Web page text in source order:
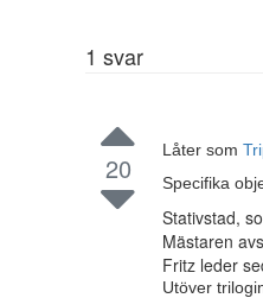
1 svar
20
Låter som
Specifika
Stativstad,
Mästaren
Fritz leder
Utöver